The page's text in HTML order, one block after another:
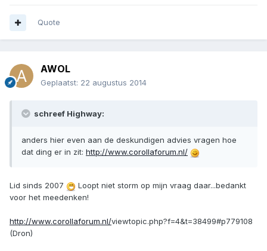
Quote
AWOL
Geplaatst: 22 augustus 2014
schreef Highway:
anders hier even aan de deskundigen advies vragen hoe
dat ding er in zit: http://www.corollaforum.nl/
Lid sinds 2007
Loopt niet storm op mijn vraag daar...bedankt
voor het meedenken!
http://www.corollaforum.nl/viewtopic.php?f=4&t=38499#p779108
(Dron)